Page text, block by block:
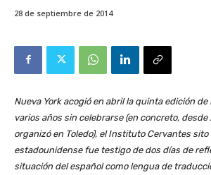
28 de septiembre de 2014
Nueva York acogió en abril la quinta edición
varios años sin celebrarse (en concreto,
organizó en Toledo), el Instituto Cervantes
estadounidense fue testigo de dos días de
situación del español como lengua de